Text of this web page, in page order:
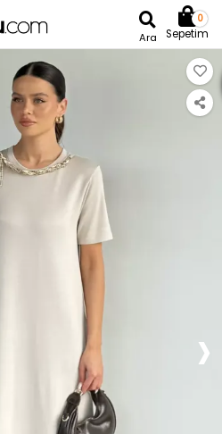
Ara
0
Sepetim